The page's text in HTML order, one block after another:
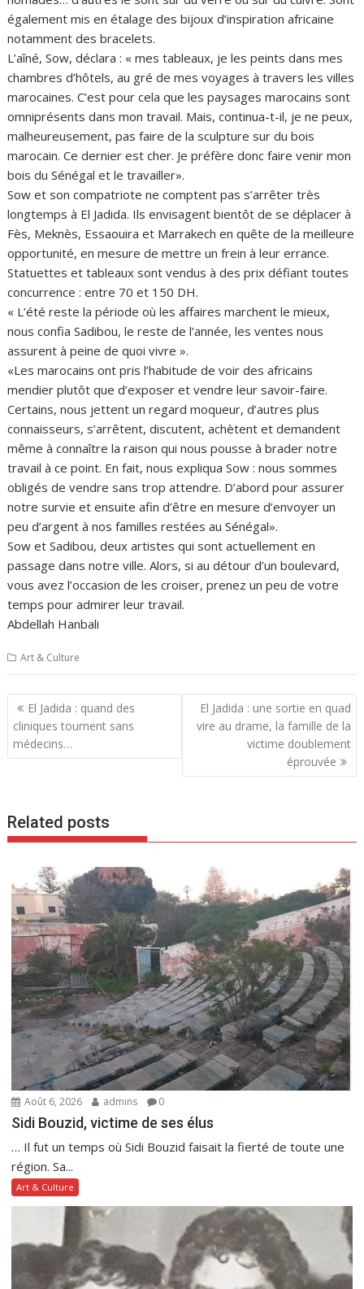
également mis en étalage des bijoux d’inspiration africaine
notamment des bracelets.
L’aîné, Sow, déclara : « mes tableaux, je les peints dans mes
chambres d’hôtels, au gré de mes voyages à travers les villes
marocaines. C’est pour cela que les paysages marocains sont
omniprésents dans mon travail. Mais, continua-t-il, je ne peux,
malheureusement, pas faire de la sculpture sur du bois
marocain. Ce dernier est cher. Je préfère donc faire venir mon
bois du Sénégal et le travailler».
Sow et son compatriote ne comptent pas s’arrêter très
longtemps à El Jadida. Ils envisagent bientôt de se déplacer à
Fès, Meknès, Essaouira et Marrakech en quête de la meilleure
opportunité, en mesure de mettre un frein à leur errance.
Statuettes et tableaux sont vendus à des prix défiant toutes
concurrence : entre 70 et 150 DH.
« L’été reste la période où les affaires marchent le mieux,
nous confia Sadibou, le reste de l’année, les ventes nous
assurent à peine de quoi vivre ».
«Les marocains ont pris l’habitude de voir des africains
mendier plutôt que d’exposer et vendre leur savoir-faire.
Certains, nous jettent un regard moqueur, d’autres plus
connaisseurs, s’arrêtent, discutent, achètent et demandent
même à connaître la raison qui nous pousse à brader notre
travail à ce point. En fait, nous expliqua Sow : nous sommes
obligés de vendre sans trop attendre. D’abord pour assurer
notre survie et ensuite afin d’être en mesure d’envoyer un
peu d’argent à nos familles restées au Sénégal».
Sow et Sadibou, deux artistes qui sont actuellement en
passage dans notre ville. Alors, si au détour d’un boulevard,
vous avez l’occasion de les croiser, prenez un peu de votre
temps pour admirer leur travail.
Abdellah Hanbali
Art & Culture
Navigation
de
l’article
El Jadida : quand des
cliniques tournent sans
médecins…
El Jadida : une sortie en quad
vire au drame, la famille de la
victime doublement
éprouvée
Related posts
Août 6, 2026 admins 0
Sidi Bouzid, victime de ses élus
… Il fut un temps où Sidi Bouzid faisait la fierté de toute une
région. Sa...
Art & Culture